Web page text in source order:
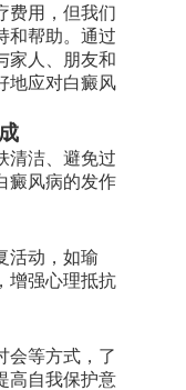
用，但我们
和帮助。通过
家人、朋友和
地应对白癜风
洁、避免过
癜风病的发作
动，如瑜
增强心理抵抗
等方式，了
高自我保护意